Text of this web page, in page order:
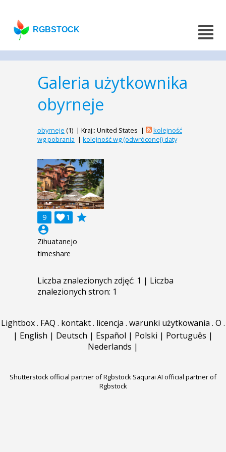
RGBSTOCK
Galeria użytkownika
obyrneje
obyrneje (1) | Kraj:: United States |
kolejność
wg pobrania | kolejność wg (odwróconej) daty
9 1

grade
account_circle
Zihuatanejo
timeshare
Liczba znalezionych zdjęć: 1 | Liczba
znalezionych stron: 1
Lightbox. FAQ . kontakt. licencja . warunki użytkowania . O .
| English | Deutsch | Español | Polski | Português |
Nederlands |
Shutterstock official partner of Rgbstock Saqurai AI official partner of
Rgbstock